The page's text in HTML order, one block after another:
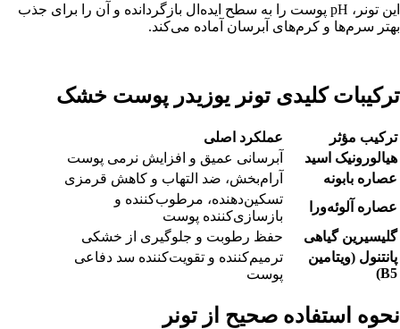
این تونر، pH پوست را به سطح ایده‌ال بازگردانده و آن را برای جذب
بهتر سرم‌ها و کرم‌های آبرسان آماده می‌کند.
ترکیبات کلیدی تونر یوزیدر پوست خشک
ترکیب مؤثر
عملکرد اصلی
هیالورونیک اسید
آبرسانی عمیق و افزایش نرمی پوست
عصاره بابونه
آرام‌بخش، ضد التهاب و کاهش قرمزی
عصاره آلوئه‌ورا
تسکین‌دهنده، مرطوب‌کننده و
بازسازی‌کننده پوست
گلیسیرین گیاهی
حفظ رطوبت و جلوگیری از خشکی
پانتنول (ویتامین
B5)
ترمیم‌کننده و تقویت‌کننده سد دفاعی
پوست
نحوه استفاده صحیح از تونر